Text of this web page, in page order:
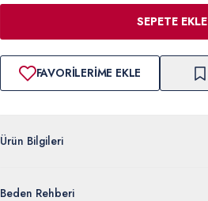
SEPETE EKLE
FAVORILERIME EKLE
Ürün Bilgileri
Beden Rehberi